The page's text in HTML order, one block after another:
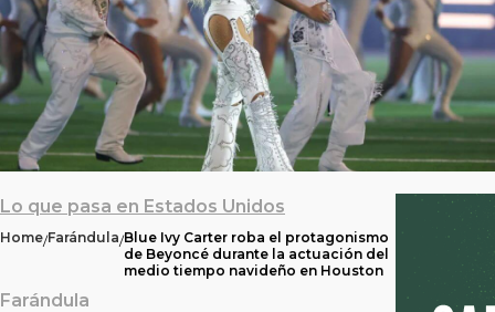
Lo que pasa en Estados Unidos
Home/Farándula/Blue Ivy Carter roba el protagonismo
de Beyoncé durante la actuación del
medio tiempo navideño en Houston
Farándula